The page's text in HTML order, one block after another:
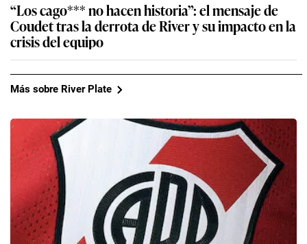
“Los cago*** no hacen historia”: el mensaje de
Coudet tras la derrota de River y su impacto en la
crisis del equipo
Más sobre River Plate